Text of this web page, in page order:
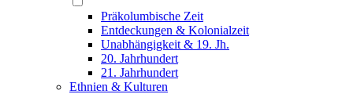
Präkolumbische Zeit
Entdeckungen & Kolonialzeit
Unabhängigkeit & 19. Jh.
20. Jahrhundert
21. Jahrhundert
Ethnien & Kulturen